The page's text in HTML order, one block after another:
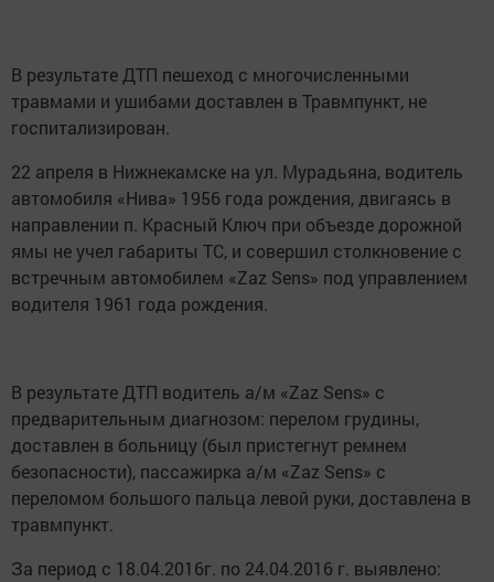
В результате ДТП пешеход с многочисленными
травмами и ушибами доставлен в Травмпункт, не
госпитализирован.
22 апреля в Нижнекамске на ул. Мурадьяна, водитель
автомобиля «Нива» 1956 года рождения, двигаясь в
направлении п. Красный Ключ при объезде дорожной
ямы не учел габариты ТС, и совершил столкновение с
встречным автомобилем «Zaz Sens» под управлением
водителя 1961 года рождения.
В результате ДТП водитель а/м «Zaz Sens» с
предварительным диагнозом: перелом грудины,
доставлен в больницу (был пристегнут ремнем
безопасности), пассажирка а/м «Zaz Sens» с
переломом большого пальца левой руки, доставлена в
травмпункт.
За период с 18.04.2016г. по 24.04.2016 г. выявлено: